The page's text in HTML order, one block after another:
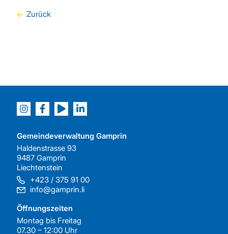
Zurück
Gemeindeverwaltung Gamprin
Haldenstrasse 93
9487 Gamprin
Liechtenstein
+423 / 375 91 00
info@gamprin.li
Öffnungszeiten
Montag bis Freitag
07.30 – 12:00 Uhr